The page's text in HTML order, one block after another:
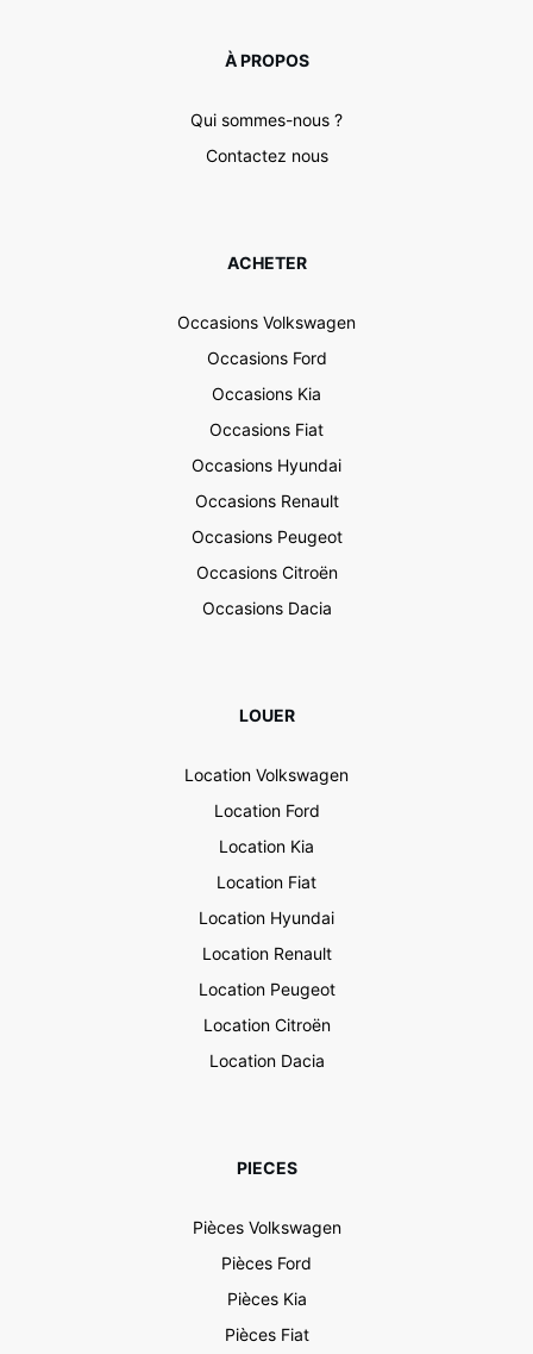
À PROPOS
Qui sommes-nous ?
Contactez nous
ACHETER
Occasions Volkswagen
Occasions Ford
Occasions Kia
Occasions Fiat
Occasions Hyundai
Occasions Renault
Occasions Peugeot
Occasions Citroën
Occasions Dacia
LOUER
Location Volkswagen
Location Ford
Location Kia
Location Fiat
Location Hyundai
Location Renault
Location Peugeot
Location Citroën
Location Dacia
PIECES
Pièces Volkswagen
Pièces Ford
Pièces Kia
Pièces Fiat